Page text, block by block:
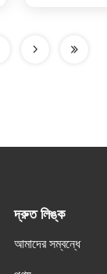
দ্রুত লিঙ্ক
আমাদের সম্বন্ধে